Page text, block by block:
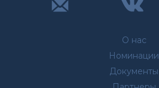
О нас
Номинации
Документы